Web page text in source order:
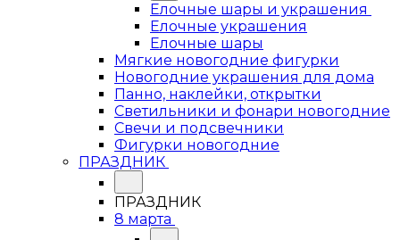
Елочные шары и украшения
Елочные украшения
Елочные шары
Мягкие новогодние фигурки
Новогодние украшения для дома
Панно, наклейки, открытки
Светильники и фонари новогодние
Свечи и подсвечники
Фигурки новогодние
ПРАЗДНИК
ПРАЗДНИК
8 марта